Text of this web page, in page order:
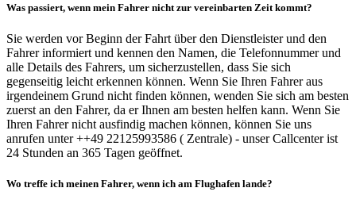
Was passiert, wenn mein Fahrer nicht zur vereinbarten Zeit kommt?
Sie werden vor Beginn der Fahrt über den Dienstleister und den
Fahrer informiert und kennen den Namen, die Telefonnummer und
alle Details des Fahrers, um sicherzustellen, dass Sie sich
gegenseitig leicht erkennen können. Wenn Sie Ihren Fahrer aus
irgendeinem Grund nicht finden können, wenden Sie sich am besten
zuerst an den Fahrer, da er Ihnen am besten helfen kann. Wenn Sie
Ihren Fahrer nicht ausfindig machen können, können Sie uns
anrufen unter ++49 22125993586 ( Zentrale) - unser Callcenter ist
24 Stunden an 365 Tagen geöffnet.
Wo treffe ich meinen Fahrer, wenn ich am Flughafen lande?